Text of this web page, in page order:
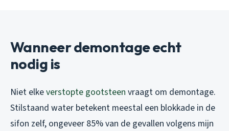
Wanneer demontage echt
nodig is
Niet elkeverstopte gootsteen vraagt om demontage.
Stilstaand water betekent meestal een blokkade in de
sifon zelf, ongeveer 85% van de gevallen volgens mijn